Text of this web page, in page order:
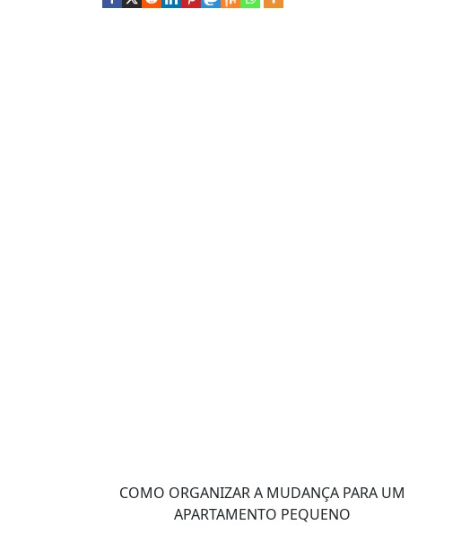
COMO ORGANIZAR A MUDANÇA PARA UM
APARTAMENTO PEQUENO